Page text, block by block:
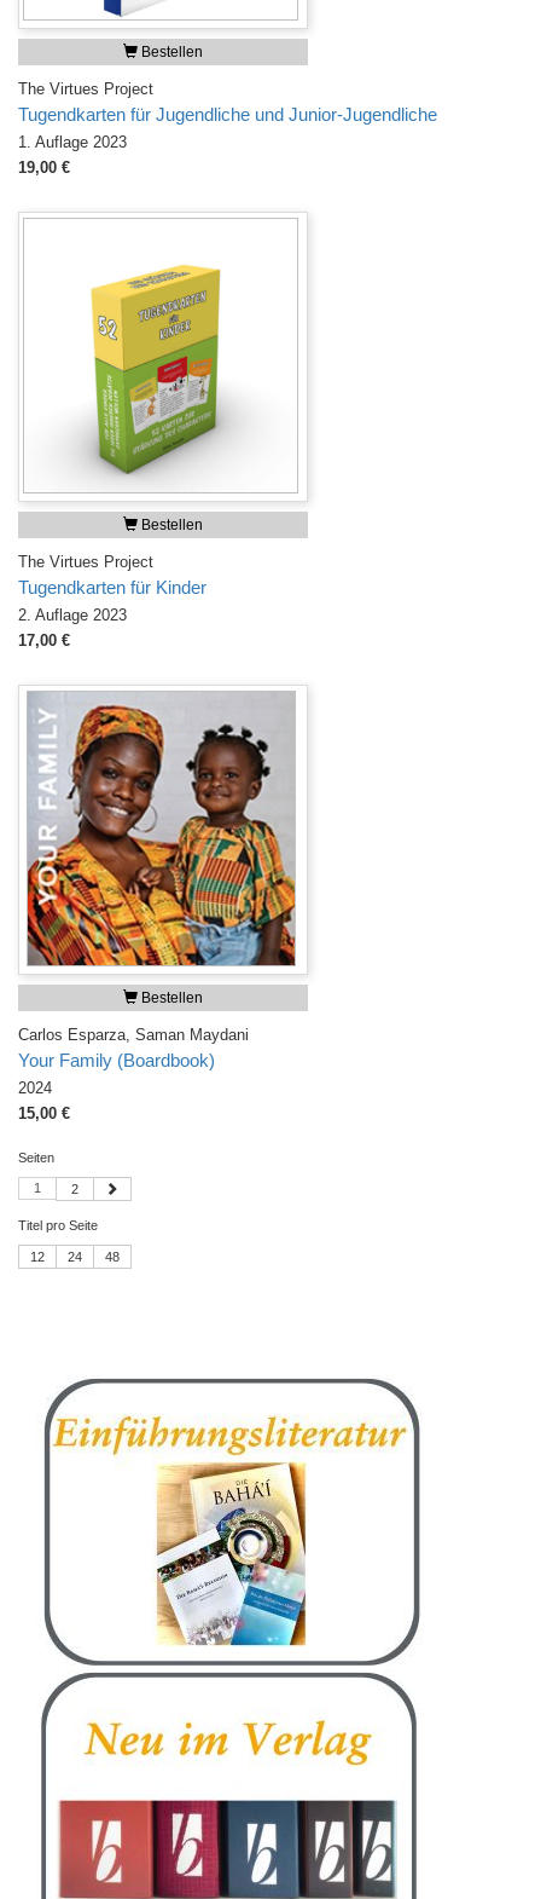
Bestellen
The Virtues Project
Tugendkarten für Jugendliche und Junior-Jugendliche
1. Auflage 2023
19,00 €
Bestellen
The Virtues Project
Tugendkarten für Kinder
2. Auflage 2023
17,00 €
Bestellen
Carlos Esparza, Saman Maydani
Your Family (Boardbook)
2024
15,00 €
Seiten
1 2
Titel pro Seite
12 24 48